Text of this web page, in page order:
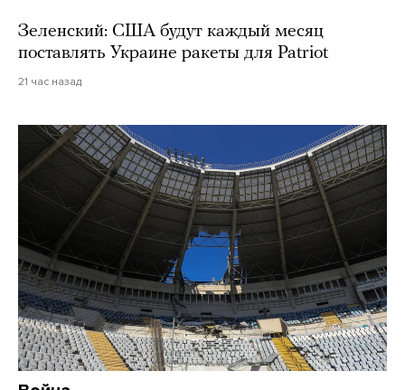
Зеленский: США будут каждый месяц
поставлять Украине ракеты для Patriot
21 час назад